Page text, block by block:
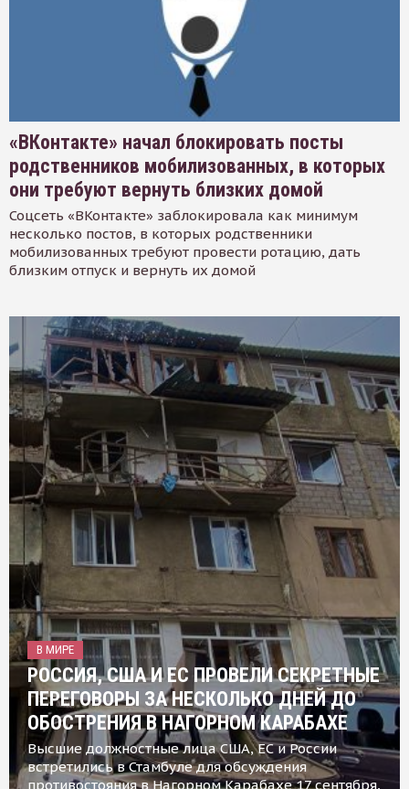
«ВКонтакте» начал блокировать посты
родственников мобилизованных, в которых
они требуют вернуть близких домой
Соцсеть «ВКонтакте» заблокировала как минимум
несколько постов, в которых родственники
мобилизованных требуют провести ротацию, дать
близким отпуск и вернуть их домой
В МИРЕ
РОССИЯ, США И ЕС ПРОВЕЛИ СЕКРЕТНЫЕ
ПЕРЕГОВОРЫ ЗА НЕСКОЛЬКО ДНЕЙ ДО
ОБОСТРЕНИЯ В НАГОРНОМ КАРАБАХЕ
Высшие должностные лица США, ЕС и России
встретились в Стамбуле для обсуждения
противостояния в Нагорном Карабахе 17 сентября,